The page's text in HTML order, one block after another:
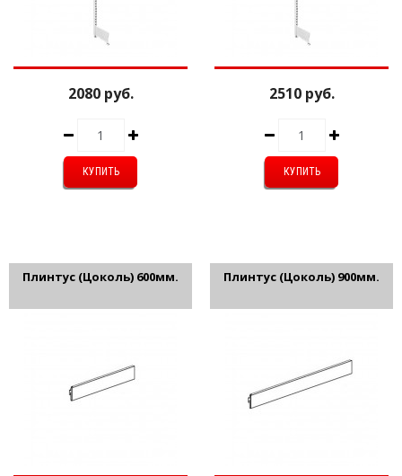
2080 руб. 2510 руб.
Плинтус (Цоколь) 600мм. Плинтус (Цоколь) 900мм.